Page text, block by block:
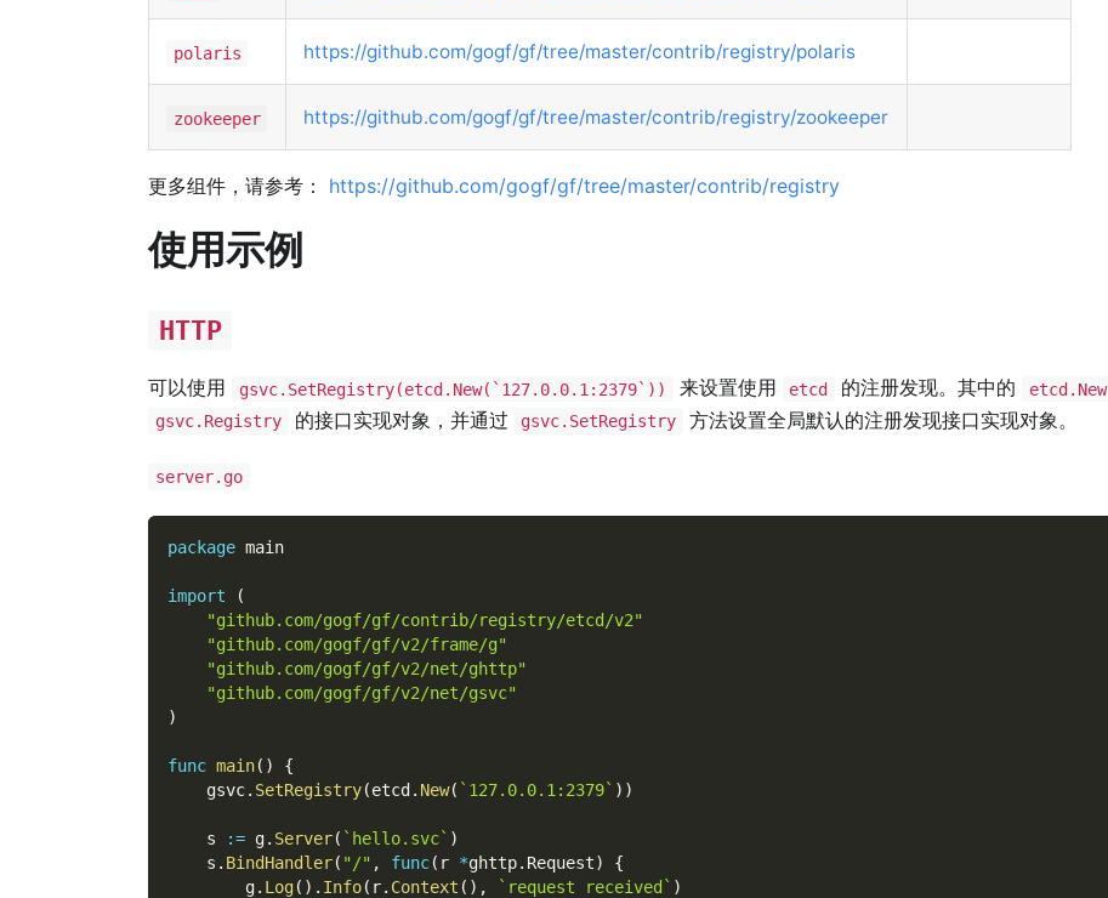
polaris https://github.com/gogf/gf/tree/master/contrib/registry/polaris
zookeeper https://github.com/gogf/gf/tree/master/contrib/registry/zookeeper
更多组件，请参考： https://github.com/gogf/gf/tree/master/contrib/registry
使用示例
HTTP
可以使用 gsvc.SetRegistry(etcd.New(`127.0.0.1:2379`)) 来设置使用 etcd 的注册发现。其中的 etcd.New
gsvc.Registry 的接口实现对象，并通过 gsvc.SetRegistry 方法设置全局默认的注册发现接口实现对象。
server.go
package main
import
(
"github.com/gogf/gf/contrib/registry/etcd/v2"
"github.com/gogf/gf/v2/frame/g"
"github.com/gogf/gf/v2/net/ghttp"
"github.com/gogf/gf/v2/net/gsvc"
)
func main( )
{
    gsvc
. SetRegistry(etcd . New( `127.0.0.1:2379` ) )
    s
:= g. Server( `hello.svc` )
    s
. BindHandler( "/" , func( r *ghttp. Request)
{
        g
. Log( ) . Info( r. Context ( ) , `request received` )